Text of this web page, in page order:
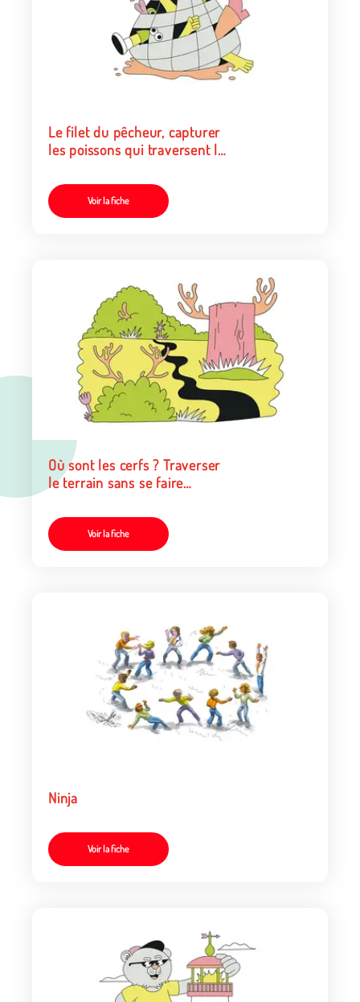
Le filet du pêcheur, capturer
les poissons qui traversent le
Voir la fiche
Où sont les cerfs ? Traverser
le terrain sans se faire
Voir la fiche
Ninja
Voir la fiche